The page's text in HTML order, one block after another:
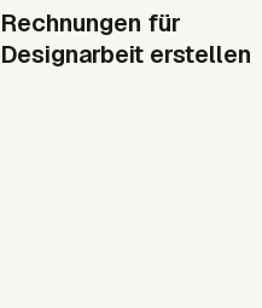
Rechnungen für
Designarbeit erstellen